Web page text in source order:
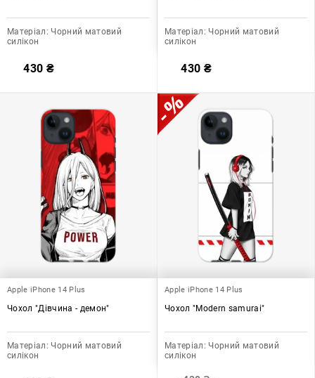
Матеріал: Чорний матовий
силікон
430 ₴
Матеріал: Чорний матовий
силікон
430 ₴
Apple iPhone 14 Plus
Чохол "Дівчина - демон"
Матеріал: Чорний матовий
силікон
Apple iPhone 14 Plus
Чохол "Modern samurai"
Матеріал: Чорний матовий
силікон